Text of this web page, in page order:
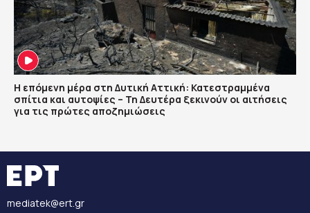
Η επόμενη μέρα στη Δυτική Αττική: Κατεστραμμένα
σπίτια και αυτοψίες – Τη Δευτέρα ξεκινούν οι αιτήσεις
για τις πρώτες αποζημιώσεις
mediatek@ert.gr